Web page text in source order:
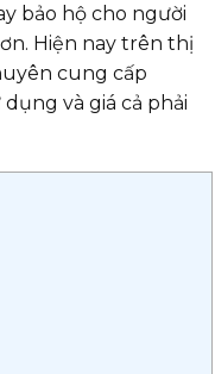
bảo hộ cho người
Hiện nay trên thị
cung cấp
và giá cả phải